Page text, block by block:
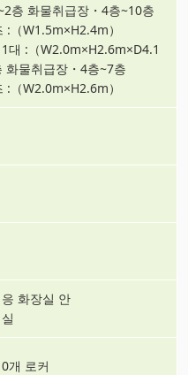
층 화물취급장・4층~10층
:（W1.5m×H2.4m）
대 :（W2.0m×H2.6m×D4.1
화물취급장・4층~7층
:（W2.0m×H2.6m）
화장실 안
개 로커